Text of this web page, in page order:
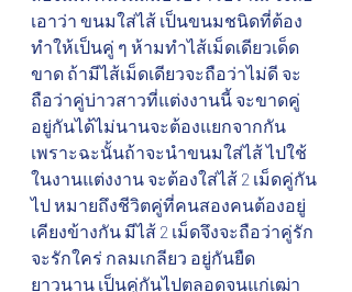
เอาว่า ขนมใส่ไส้ เป็นขนมชนิดที่ต้อง
ทำให้เป็นคู่ ๆ ห้ามทำไส้เม็ดเดียวเด็ด
ขาด ถ้ามีไส้เม็ดเดียวจะถือว่าไม่ดี จะ
ถือว่าคู่บ่าวสาวที่แต่งงานนี้ จะขาดคู่
อยู่กันได้ไม่นานจะต้องแยกจากกัน
เพราะฉะนั้นถ้าจะนำขนมใส่ไส้ ไปใช้
ในงานแต่งงาน จะต้องใส่ไส้ 2 เม็ดคู่กัน
ไป หมายถึงชีวิตคู่ที่คนสองคนต้องอยู่
เคียงข้างกัน มีไส้ 2 เม็ดจึงจะถือว่าคู่รัก
จะรักใคร่ กลมเกลียว อยู่กันยืด
ยาวนาน เป็นคู่กันไปตลอดจนแก่เฒ่า